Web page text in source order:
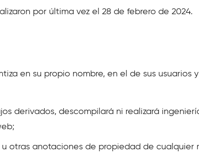
por última vez el 28 de febrero de 2024.
en su propio nombre, en el de sus usuarios
derivados, descompilará ni realizará
otras anotaciones de propiedad de cualquier